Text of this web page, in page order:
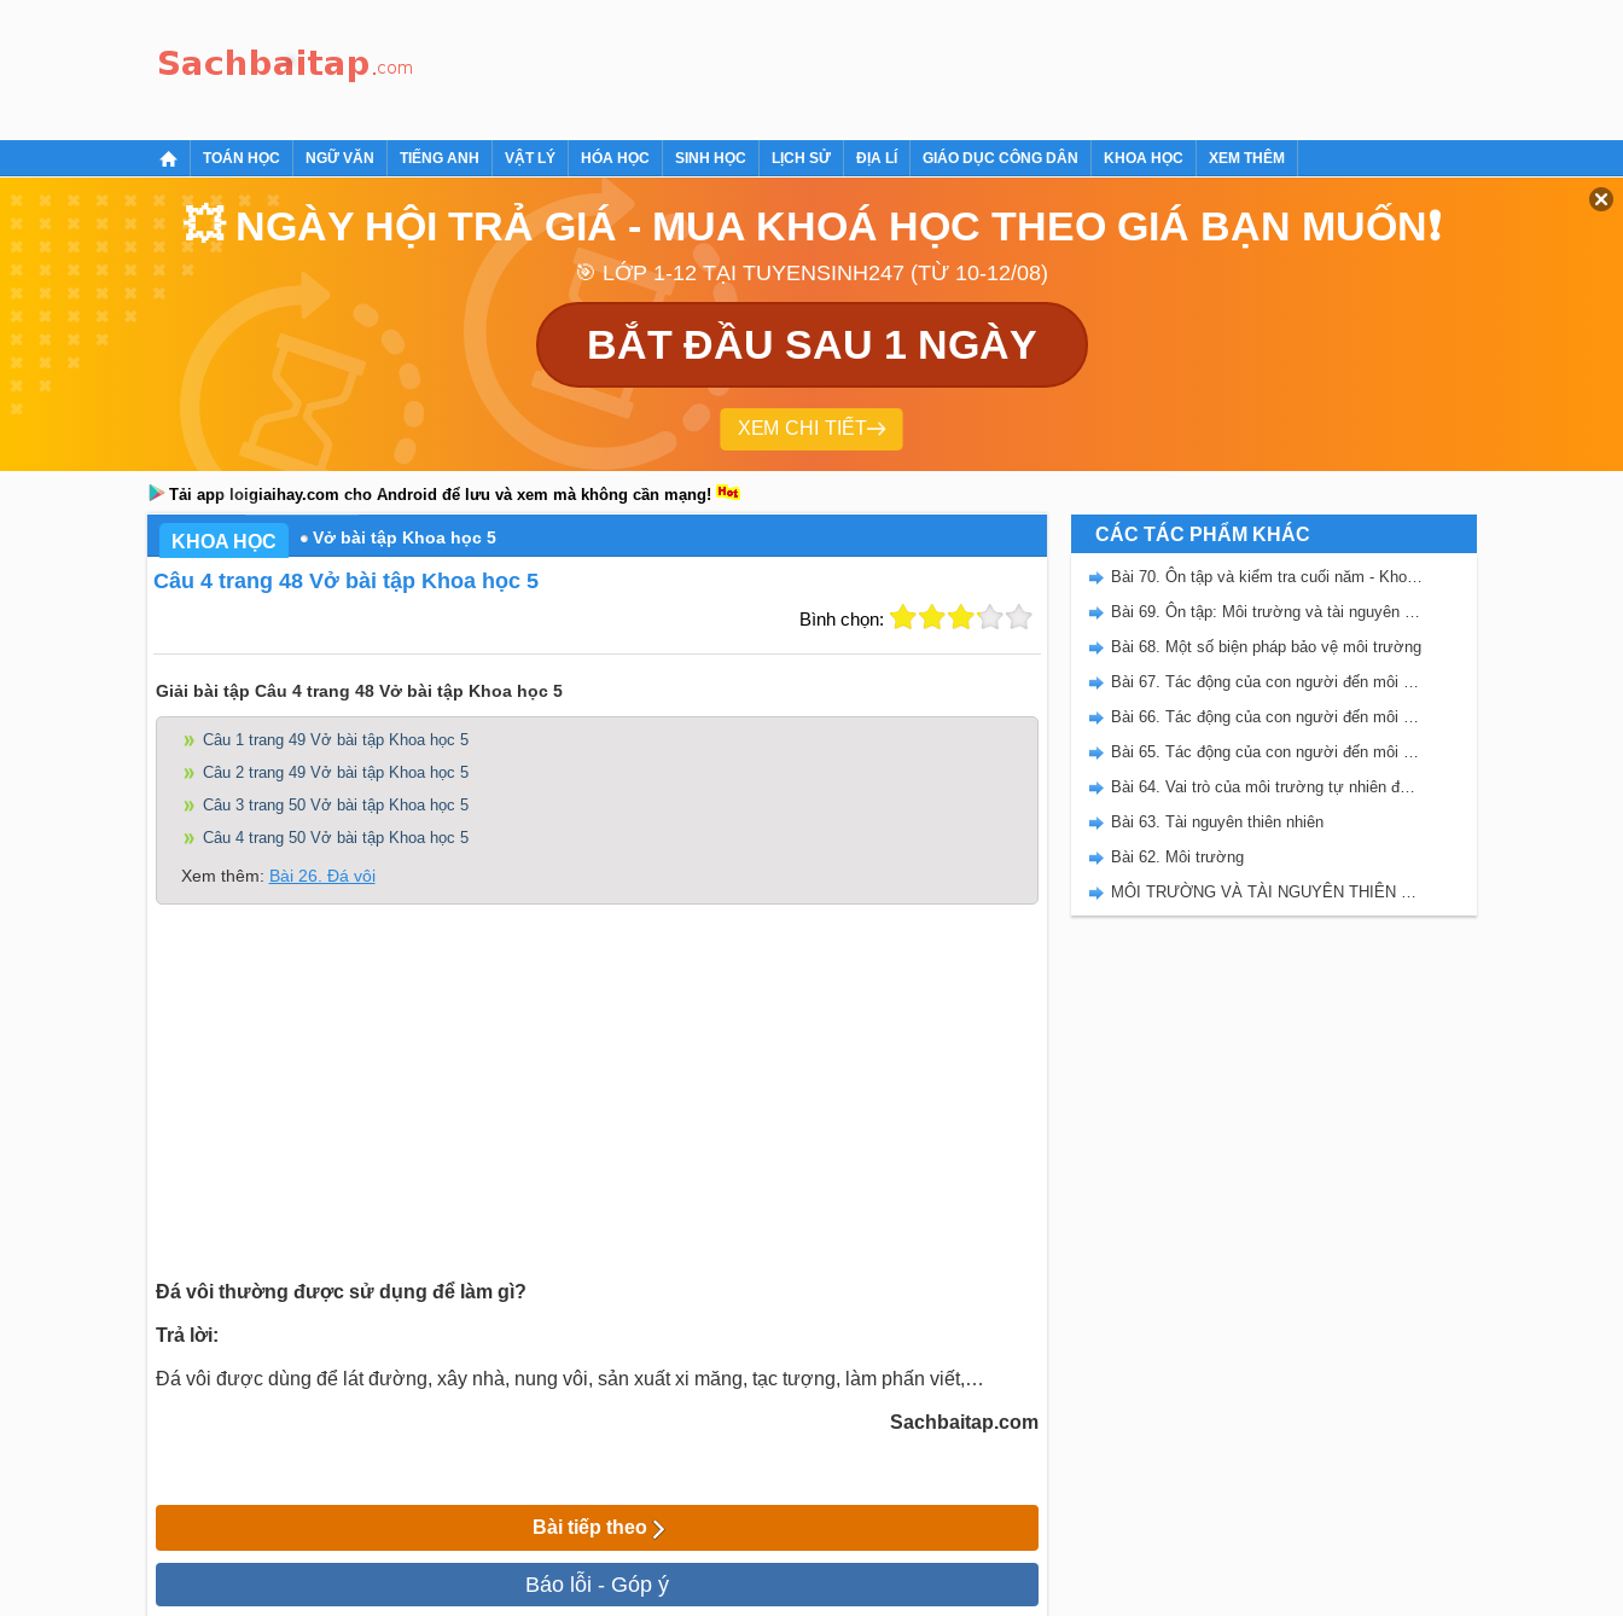
TOÁN HỌC NGỮ VĂN TIẾNG ANH VẬT LÝ HÓA HỌC SINH HỌC LỊCH SỬ ĐỊA LÍ GIÁO DỤC CÔNG DÂN KHOA HỌC XEM THÊM
💥 NGÀY HỘI TRẢ GIÁ - MUA KHOÁ HỌC THEO GIÁ BẠN MUỐN❗
🎯 LỚP 1-12 TẠI TUYENSINH247 (TỪ 10-12/08)
BẮT ĐẦU SAU 1 NGÀY
XEM CHI TIẾT
Tải app loigiaihay.com cho Android để lưu và xem mà không cần mạng!
KHOA HỌC Vở bài tập Khoa học 5
Câu 4 trang 48 Vở bài tập Khoa học 5
Bình chọn:
Giải bài tập Câu 4 trang 48 Vở bài tập Khoa học 5
Câu 1 trang 49 Vở bài tập Khoa học 5
Câu 2 trang 49 Vở bài tập Khoa học 5
Câu 3 trang 50 Vở bài tập Khoa học 5
Câu 4 trang 50 Vở bài tập Khoa học 5
Xem thêm: Bài 26. Đá vôi
Đá vôi thường được sử dụng để làm gì?
Trả lời:
Đá vôi được dùng để lát đường, xây nhà, nung vôi, sản xuất xi măng, tạc tượng, làm phấn viết,…
Sachbaitap.com
Bài tiếp theo
Báo lỗi - Góp ý
CÁC TÁC PHẨM KHÁC
Bài 70. Ôn tập và kiểm tra cuối năm - Khoa học 5
Bài 69. Ôn tập: Môi trường và tài nguyên thiên nhiên
Bài 68. Một số biện pháp bảo vệ môi trường
Bài 67. Tác động của con người đến môi trường không khí và nước
Bài 66. Tác động của con người đến môi trường đất
Bài 65. Tác động của con người đến môi trường rừng
Bài 64. Vai trò của môi trường tự nhiên đối với đời sống con người
Bài 63. Tài nguyên thiên nhiên
Bài 62. Môi trường
MÔI TRƯỜNG VÀ TÀI NGUYÊN THIÊN NHIÊN - VBT KHOA HỌC 5